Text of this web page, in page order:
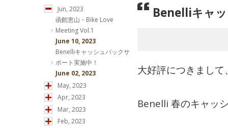
Jun, 2023
函館恵山・Bike Love
Meeting Vol.1
June 10, 2023
Benelliキャッシュバックサ
ポート実施中！
June 02, 2023
May, 2023
Apr, 2023
Mar, 2023
Feb, 2023
Benelliキャ
大好評につきまし
Benelli 春のキャッ